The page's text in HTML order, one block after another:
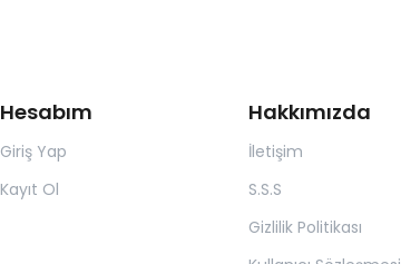
Hesabım
Giriş Yap
Kayıt Ol
Hakkımızda
İletişim
S.S.S
Gizlilik Politikası